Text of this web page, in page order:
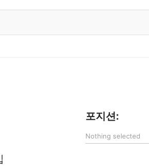
포지션:
Nothing selected